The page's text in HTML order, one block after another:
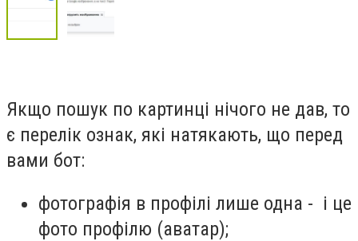
Якщо пошук по картинці нічого не дав, то
є перелік ознак, які натякають, що перед
вами бот:
фотографія в профілі лише одна - і це
фото профілю (аватар);